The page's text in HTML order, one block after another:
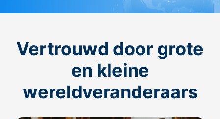
Vertrouwd door grote
en kleine
wereldveranderaars